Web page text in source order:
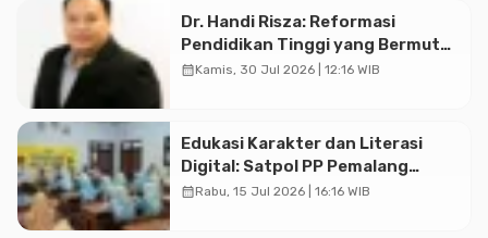
Dr. Handi Risza: Reformasi
Pendidikan Tinggi yang Bermutu
dan Terintegrasi Menuju
calendar_monthKamis, 30 Jul 2026 | 12:16 WIB
Edukasi Karakter dan Literasi
Digital: Satpol PP Pemalang
Sambangi SMP Negeri 5 Comal
calendar_monthRabu, 15 Jul 2026 | 16:16 WIB